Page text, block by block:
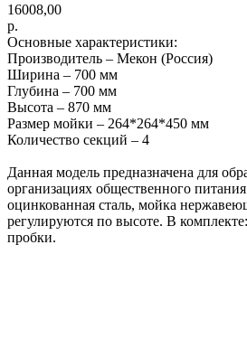
16008,00
р.
Основные характеристики:
Производитель – Мекон (Россия)
Ширина – 700 мм
Глубина – 700 мм
Высота – 870 мм
Размер мойки – 264*264*450 мм
Количество секций – 4
Данная модель предназначена для
организациях общественного
оцинкованная сталь, мойка
регулируются по высоте. В
пробки.